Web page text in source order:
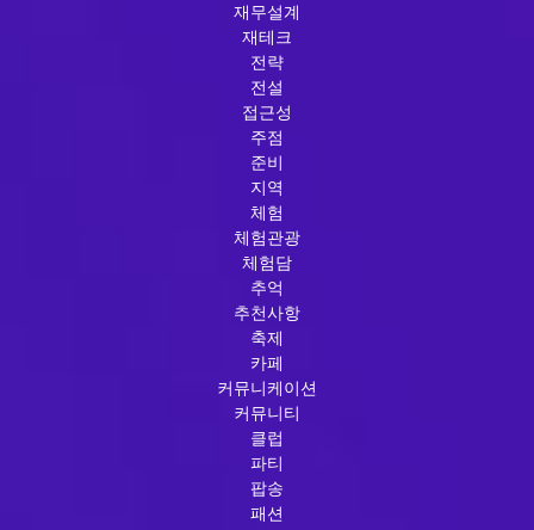
재무설계
재테크
전략
전설
접근성
주점
준비
지역
체험
체험관광
체험담
추억
추천사항
축제
카페
커뮤니케이션
커뮤니티
클럽
파티
팝송
패션